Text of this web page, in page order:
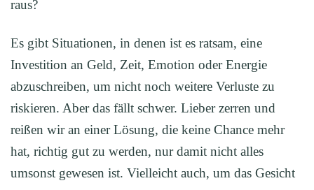
raus?
Es gibt Situationen, in denen ist es ratsam, eine
Investition an Geld, Zeit, Emotion oder Energie
abzuschreiben, um nicht noch weitere Verluste zu
riskieren. Aber das fällt schwer. Lieber zerren und
reißen wir an einer Lösung, die keine Chance mehr
hat, richtig gut zu werden, nur damit nicht alles
umsonst gewesen ist. Vielleicht auch, um das Gesicht